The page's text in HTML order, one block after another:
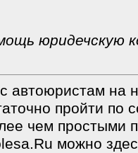
юридечскую
автоюристам на
пройти по
чем простыми
можно